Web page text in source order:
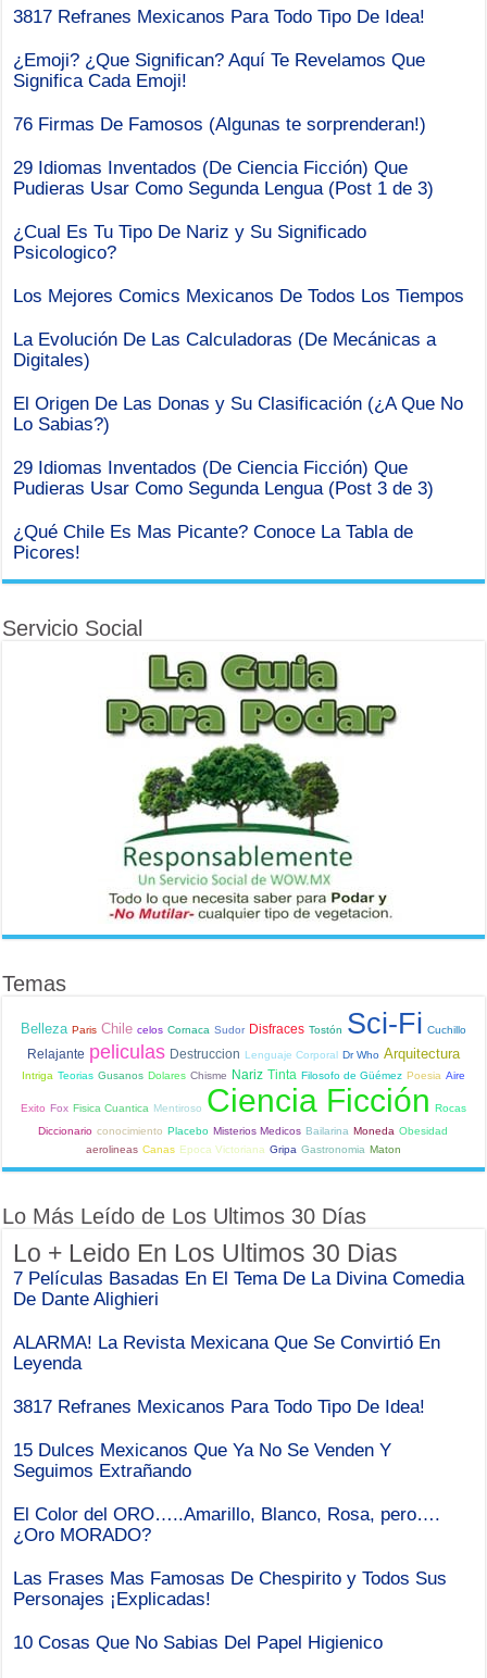
3817 Refranes Mexicanos Para Todo Tipo De Idea!
¿Emoji? ¿Que Significan? Aquí Te Revelamos Que
Significa Cada Emoji!
76 Firmas De Famosos (Algunas te sorprenderan!)
29 Idiomas Inventados (De Ciencia Ficción) Que
Pudieras Usar Como Segunda Lengua (Post 1 de 3)
¿Cual Es Tu Tipo De Nariz y Su Significado
Psicologico?
Los Mejores Comics Mexicanos De Todos Los Tiempos
La Evolución De Las Calculadoras (De Mecánicas a
Digitales)
El Origen De Las Donas y Su Clasificación (¿A Que No
Lo Sabias?)
29 Idiomas Inventados (De Ciencia Ficción) Que
Pudieras Usar Como Segunda Lengua (Post 3 de 3)
¿Qué Chile Es Mas Picante? Conoce La Tabla de
Picores!
Servicio Social
Temas
Belleza Paris Chile celos Cornaca Sudor Disfraces Tostón Sci-Fi Cuchillo
Relajante peliculas Destruccion Lenguaje Corporal Dr Who Arquitectura
Intriga Teorias Gusanos Dolares Chisme Nariz Tinta Filosofo de Güémez Poesia Aire
Exito Fox Fisica Cuantica Mentiroso Ciencia Ficción Rocas
Diccionario conocimiento Placebo Misterios Medicos Bailarina Moneda Obesidad
aerolineas Canas Epoca Victoriana Gripa Gastronomia Maton
Lo Más Leído de Los Ultimos 30 Días
Lo + Leido En Los Ultimos 30 Dias
7 Películas Basadas En El Tema De La Divina Comedia
De Dante Alighieri
ALARMA! La Revista Mexicana Que Se Convirtió En
Leyenda
3817 Refranes Mexicanos Para Todo Tipo De Idea!
15 Dulces Mexicanos Que Ya No Se Venden Y
Seguimos Extrañando
El Color del ORO…..Amarillo, Blanco, Rosa, pero….
¿Oro MORADO?
Las Frases Mas Famosas De Chespirito y Todos Sus
Personajes ¡Explicadas!
10 Cosas Que No Sabias Del Papel Higienico